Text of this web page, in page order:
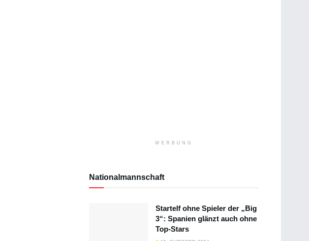
WERBUNG
Nationalmannschaft
Startelf ohne Spieler der „Big
3“: Spanien glänzt auch ohne
Top-Stars